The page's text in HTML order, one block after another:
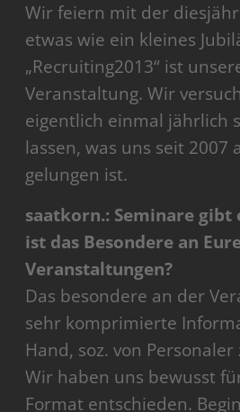
Wir feiern mit der
etwas wie ein kleines
„Recruiting2013“ ist
Veranstaltung. Wir
eigentlich einmal jährlich
lassen, was uns seit 2007
gelungen ist.
saatkorn.: Seminare gibt
ist das Besondere an
Veranstaltungen?
Das besondere an der
sehr komprimierte
Hand, soz. von
Wir haben uns bewusst
Format entschieden.